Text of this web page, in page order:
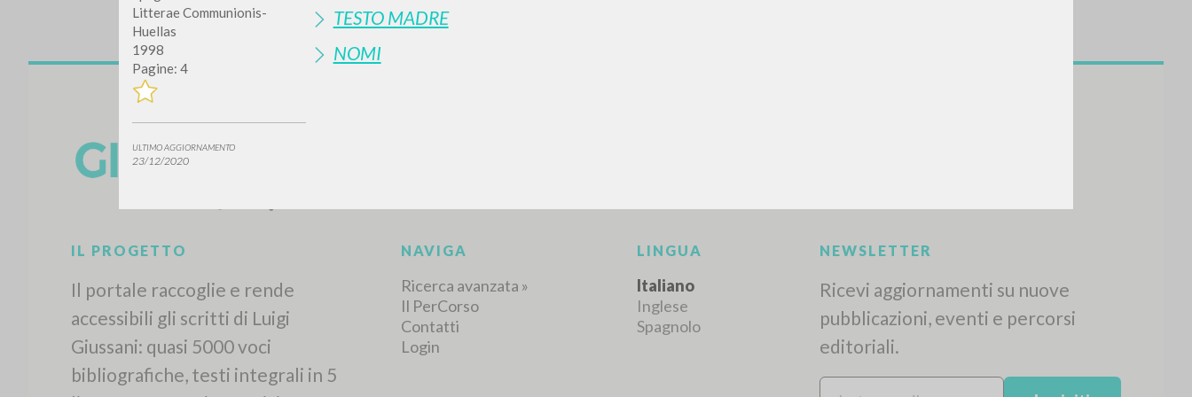
Litterae Communionis-
Huellas
1998
Pagine: 4
ULTIMO AGGIORNAMENTO
23/12/2020
TESTO MADRE
NOMI
IL PROGETTO
Il portale raccoglie e rende
NAVIGA LINGUA NEWSLETTER
Ricevi aggiornamenti su nuove